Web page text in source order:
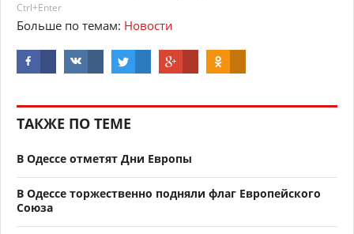
Ctrl+Enter
Больше по темам: Новости
ТАКЖЕ ПО ТЕМЕ
В Одессе отметят Дни Европы
В Одессе торжественно подняли флаг Европейского
Союза